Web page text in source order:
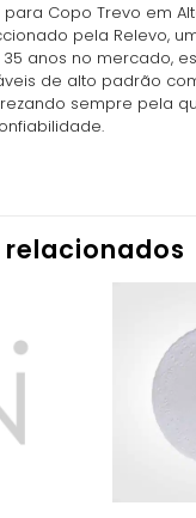
Copo Trevo em
pela Relevo,
anos no mercado,
de alto padrão
sempre pela